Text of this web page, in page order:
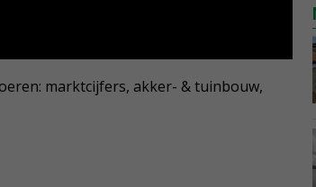
marktcijfers, akker- & tuinbouw,